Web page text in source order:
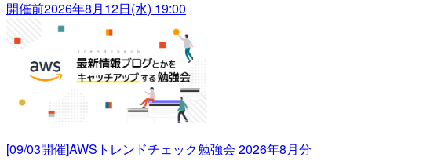
開催前2026年8月12日(水) 19:00
[09/03開催]AWSトレンドチェック勉強会 2026年8月分